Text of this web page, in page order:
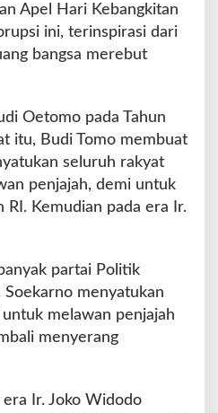
Apel Hari Kebangkitan
ini, terinspirasi dari
bangsa merebut
Oetomo pada Tahun
itu, Budi Tomo membuat
seluruh rakyat
penjajah, demi untuk
Kemudian pada era Ir.
partai Politik
menyatukan
melawan penjajah
menyerang
era Ir. Joko Widodo